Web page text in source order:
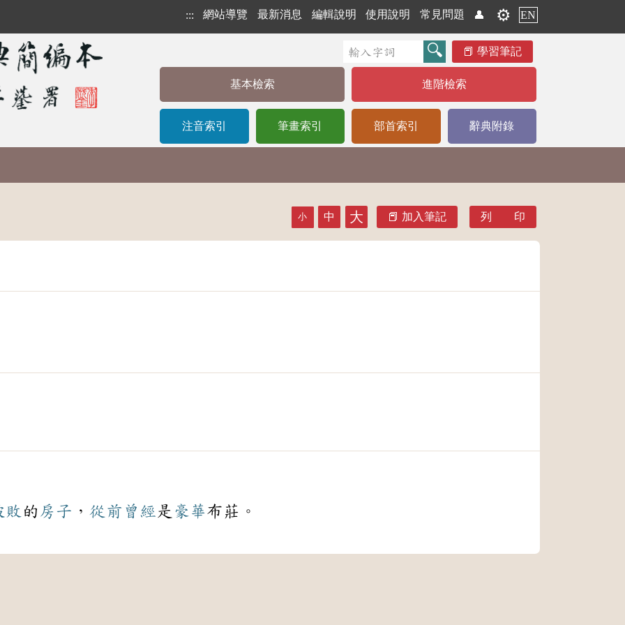
::: 網站導覽 最新消息 編輯說明 使用說明 常見問題 👤 ⚙️ EN
學習筆記
基本檢索 進階檢索
注音索引 筆畫索引 部首索引 辭典附錄
小 中 大 加入筆記 列 印
敗 的 房子 ， 從前 曾經是 豪華布莊。